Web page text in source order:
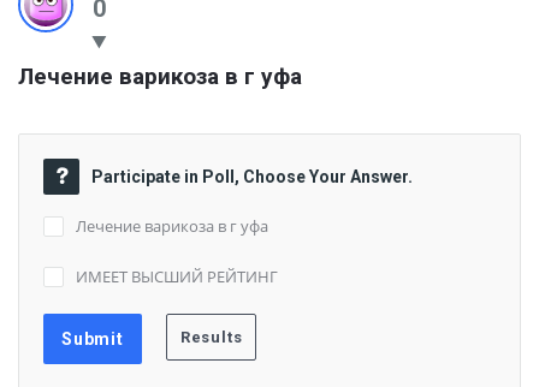
0
Лечение варикоза в г уфа
Participate in Poll, Choose Your Answer.
Лечение варикоза в г уфа
ИМЕЕТ ВЫСШИЙ РЕЙТИНГ